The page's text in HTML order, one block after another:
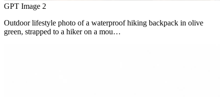
GPT Image 2
Outdoor lifestyle photo of a waterproof hiking backpack in olive
green, strapped to a hiker on a mou…